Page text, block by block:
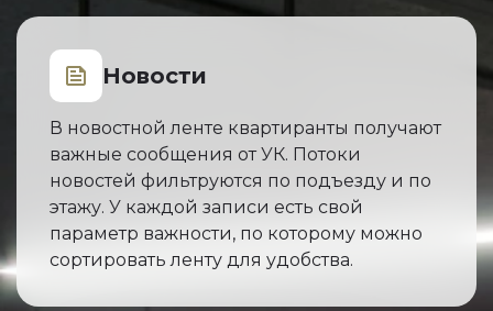
Новости
В новостной ленте квартиранты получают
важные сообщения от УК. Потоки
новостей фильтруются по подъезду и по
этажу. У каждой записи есть свой
параметр важности, по которому можно
сортировать ленту для удобства.